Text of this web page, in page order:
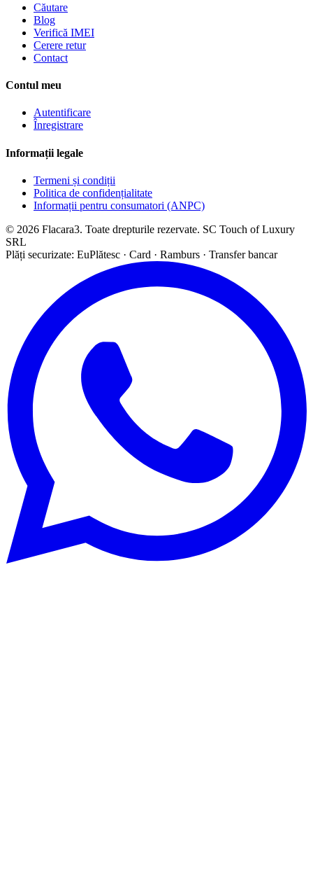
Căutare
Blog
Verifică IMEI
Cerere retur
Contact
Contul meu
Autentificare
Înregistrare
Informații legale
Termeni și condiții
Politica de confidențialitate
Informații pentru consumatori (ANPC)
© 2026 Flacara3. Toate drepturile rezervate. SC Touch of Luxury
SRL
Plăți securizate: EuPlătesc · Card · Ramburs · Transfer bancar